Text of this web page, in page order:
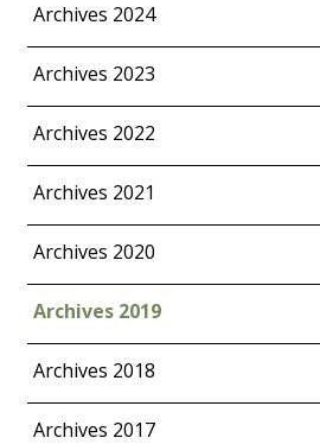
Archives 2024
Archives 2023
Archives 2022
Archives 2021
Archives 2020
Archives 2019
Archives 2018
Archives 2017